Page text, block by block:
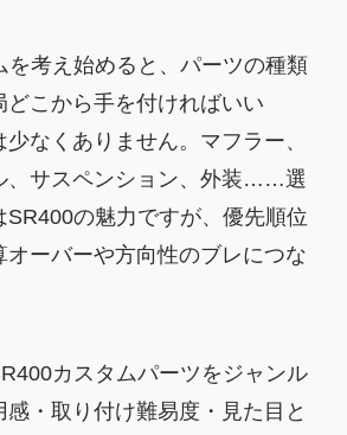
を考え始めると、パーツの種類
どこから手を付ければいい
なくありません。マフラー、
、サスペンション、外装……選
SR400の魅力ですが、優先順位
オーバーや方向性のブレにつな
カスタムパーツをジャンル
感・取り付け難易度・見た目と